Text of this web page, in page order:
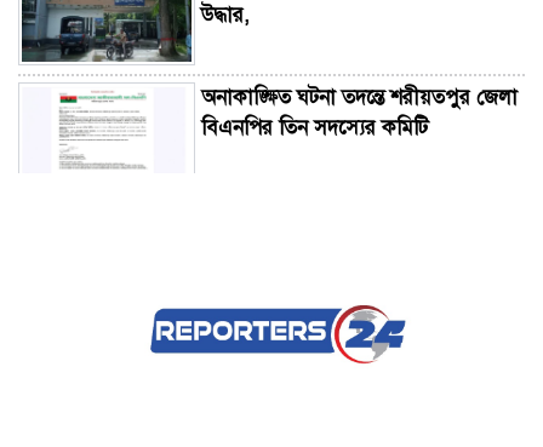
উদ্ধার,
অনাকাঙ্ক্ষিত ঘটনা তদন্তে শরীয়তপুর জেলা
বিএনপির তিন সদস্যের কমিটি
চলতি মাসে ফের টানা চার দিনের ছুটির
সুযোগ